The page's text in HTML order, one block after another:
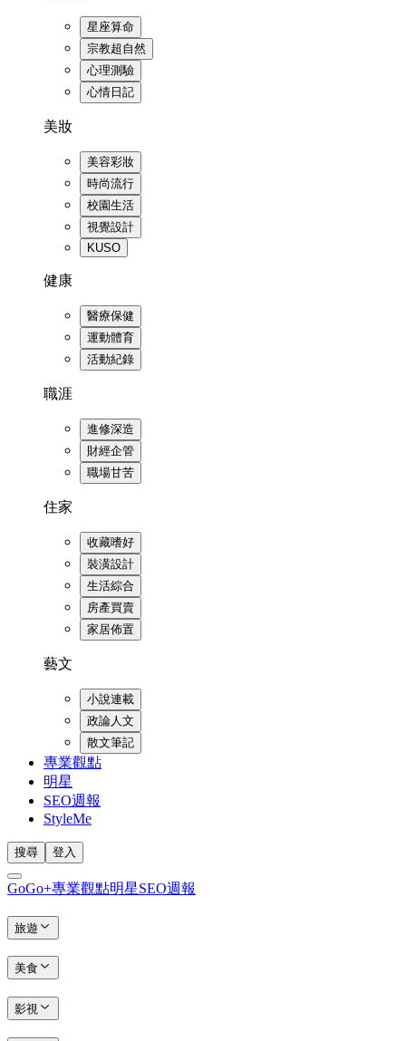
星座算命
宗教超自然
心理測驗
心情日記
美妝
美容彩妝
時尚流行
校園生活
視覺設計
KUSO
健康
醫療保健
運動體育
活動紀錄
職涯
進修深造
財經企管
職場甘苦
住家
收藏嗜好
裝潢設計
生活綜合
房產買賣
家居佈置
藝文
小說連載
政論人文
散文筆記
專業觀點
明星
SEO週報
StyleMe
搜尋 登入
GoGo+專業觀點明星SEO週報
旅遊
美食
影視